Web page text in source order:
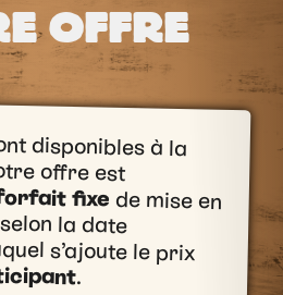
OFFRE
disponibles à la
offre est
fixe de mise en
place (différent selon la date
sélectionnée) auquel s’ajoute le prix
.